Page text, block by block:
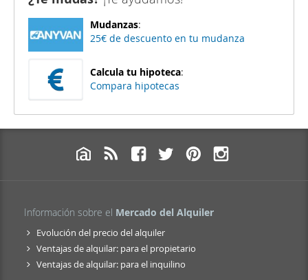
Mudanzas:
25€ de descuento en tu mudanza
Calcula tu hipoteca:
Compara hipotecas
Información sobre el Mercado del Alquiler
Evolución del precio del alquiler
Ventajas de alquilar: para el propietario
Ventajas de alquilar: para el inquilino